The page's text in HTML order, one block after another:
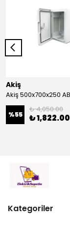
Akiş
%55
₺ 4,050.00
₺ 1,822.00
Kategoriler